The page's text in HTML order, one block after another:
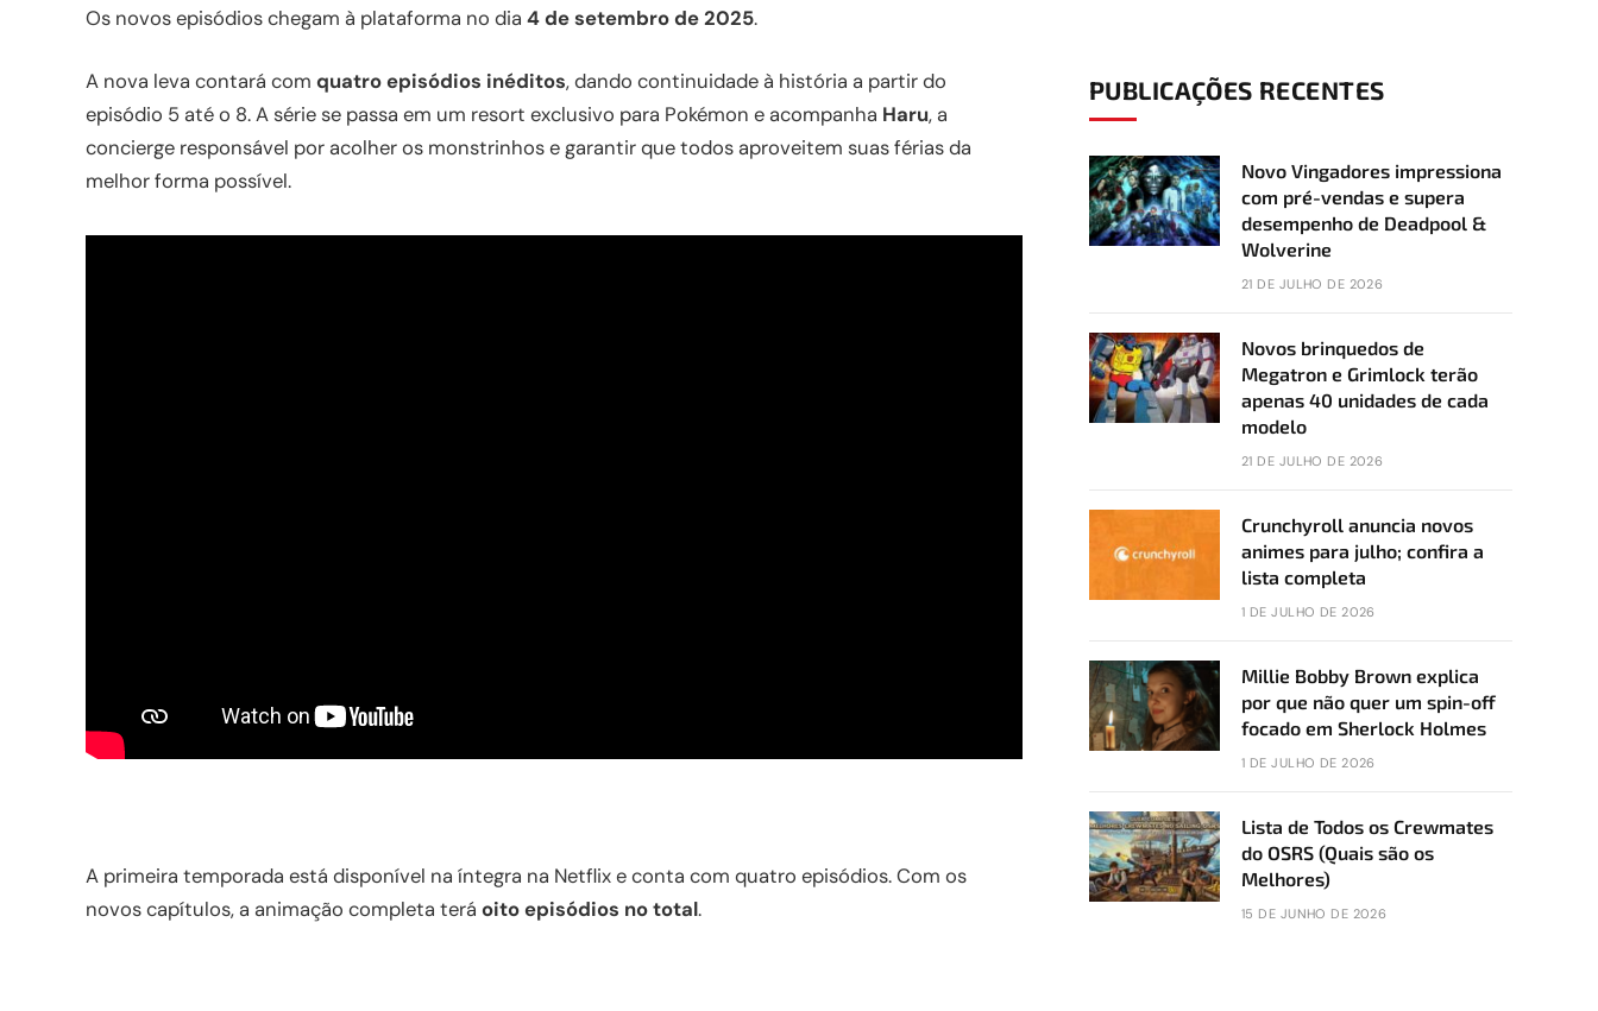
Os novos episódios chegam à plataforma no dia 4 de setembro de 2025.
A nova leva contará com quatro episódios inéditos, dando continuidade à história a partir do
episódio 5 até o 8. A série se passa em um resort exclusivo para Pokémon e acompanha Haru, a
concierge responsável por acolher os monstrinhos e garantir que todos aproveitem suas férias da
melhor forma possível.
A primeira temporada está disponível na íntegra na Netflix e conta com quatro episódios. Com os
novos capítulos, a animação completa terá oito episódios no total.
PUBLICAÇÕES RECENTES
Novo Vingadores impressiona
com pré-vendas e supera
desempenho de Deadpool &
Wolverine
21 DE JULHO DE 2026
Novos brinquedos de
Megatron e Grimlock terão
apenas 40 unidades de cada
modelo
21 DE JULHO DE 2026
Crunchyroll anuncia novos
animes para julho; confira a
lista completa
1 DE JULHO DE 2026
Millie Bobby Brown explica
por que não quer um spin-off
focado em Sherlock Holmes
1 DE JULHO DE 2026
Lista de Todos os Crewmates
do OSRS (Quais são os
Melhores)
15 DE JUNHO DE 2026